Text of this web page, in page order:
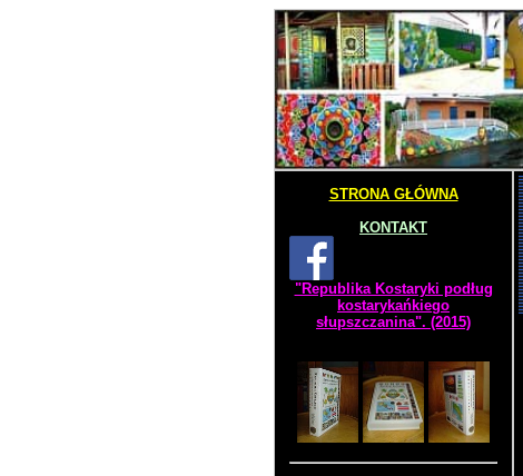
STRONA GŁÓWNA
KONTAKT
"Republika Kostaryki podług
kostarykańkiego
słupszczanina". (2015)